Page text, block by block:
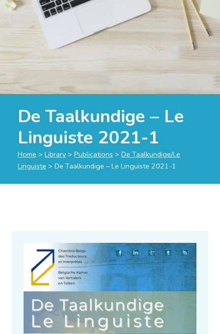
De Taalkundige – Le
Linguiste 2021-1
Home > Library > Publications > De Taalkundige/Le
Linguiste > De Taalkundige – Le Linguiste 2021-1